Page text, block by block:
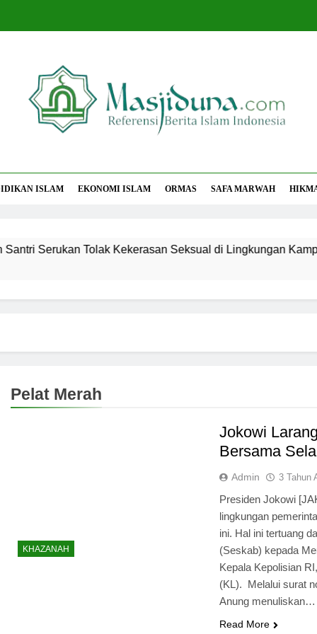
ISLAM EKONOMI ISLAM ORMAS SAFA MARWAH
Serukan Tolak Kekerasan Seksual di Lingkungan Kampus
Pelat Merah
KHAZANAH
Jokowi
Bersama
Admin 3 Tahun
Presiden Jokowi
lingkungan
ini. Hal ini tertuang
(Seskab) kepada
Kepala Kepolisian
(KL). Melalui surat
Anung menuliskan…
Read More